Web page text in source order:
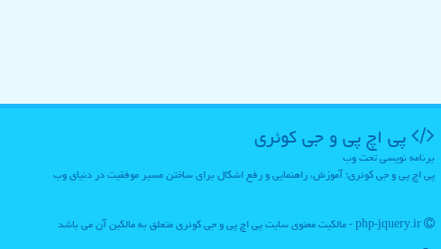
پی اچ پی و جی كوئری
برنامه نویسی تحت وب
پی اچ پی و جی کوئری؛ آموزش، راهنمایی و رفع اشکال برای ساختن مسیر موفقیت در دنیای وب